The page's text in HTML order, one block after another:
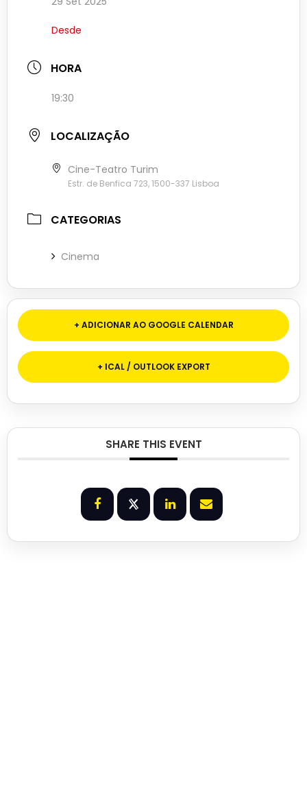
Desde
HORA
19:30
LOCALIZAÇÃO
Cine-Teatro Turim
Estr. de Benfica 723, 1500-337 Lisboa
CATEGORIAS
Cinema
+ ADICIONAR AO GOOGLE CALENDAR
+ ICAL / OUTLOOK EXPORT
SHARE THIS EVENT